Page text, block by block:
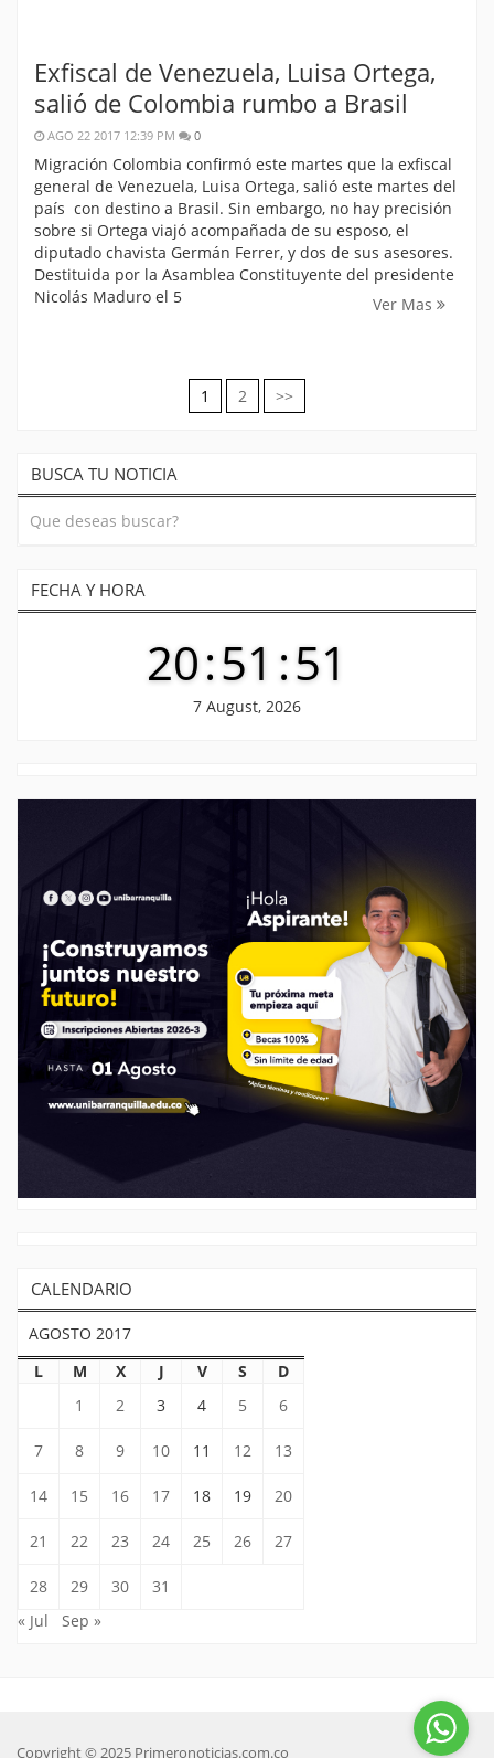
Exfiscal de Venezuela, Luisa Ortega,
salió de Colombia rumbo a Brasil
AGO 22 2017 12:39 PM 0
Migración Colombia confirmó este martes que la exfiscal
general de Venezuela, Luisa Ortega, salió este martes del
país con destino a Brasil. Sin embargo, no hay precisión
sobre si Ortega viajó acompañada de su esposo, el
diputado chavista Germán Ferrer, y dos de sus asesores.
Destituida por la Asamblea Constituyente del presidente
Nicolás Maduro el 5
Ver Mas
Navegación
entradas
1 2 >>
BUSCA TU NOTICIA
FECHA Y HORA
20:51 :52
7 August, 2026
CALENDARIO
AGOSTO 2017
L
M X J V S
D
1
2 3 4 5 6
7 8 9 10 11 12 13
14 15 16 17 18 19 20
21 22 23 24 25 26 27
28 29 30
31
« Jul
Sep »
Copyright © 2025 Primeronoticias.com.co